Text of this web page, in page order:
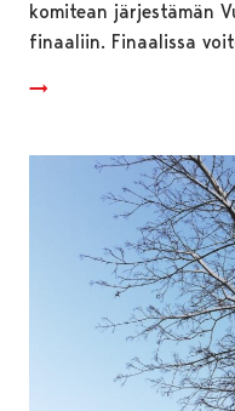
komitean järjestämän
finaaliin. Finaalissa